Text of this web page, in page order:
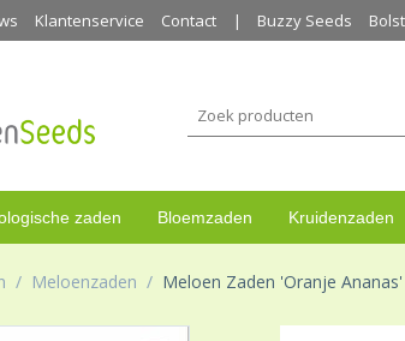
Klantenservice Contact Buzzy Seeds
zaden Bloemzaden Kruidenzaden
/ Meloenzaden / Meloen Zaden 'Oranje Ananas'